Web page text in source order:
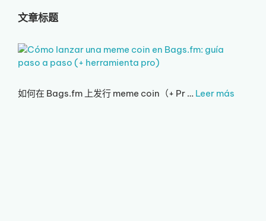
文章标题
如何在 Bags.fm 上发行 meme coin（+ Pr … Leer más